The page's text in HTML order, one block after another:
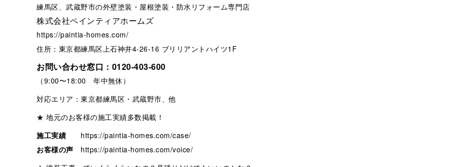
練馬区、武蔵野市の外壁塗装・屋根塗装・防水リフォーム専門店
株式会社ペインティアホームズ
https://paintia-homes.com/
住所：東京都練馬区上石神井4-26-16 ブリリアントハイツ1F
お問い合わせ窓口： 0120-403-600
（9:00〜18:00 年中無休）
対応エリア：東京都練馬区・武蔵野市、他
★ 地元のお客様の施工実績多数掲載！
施工実績
https://paintia-homes.com/case/
お客様の声
https://paintia-homes.com/voice/